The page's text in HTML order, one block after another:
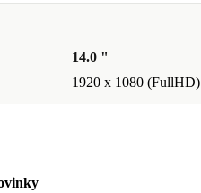
14.0 "
1920 x 1080 (FullHD)